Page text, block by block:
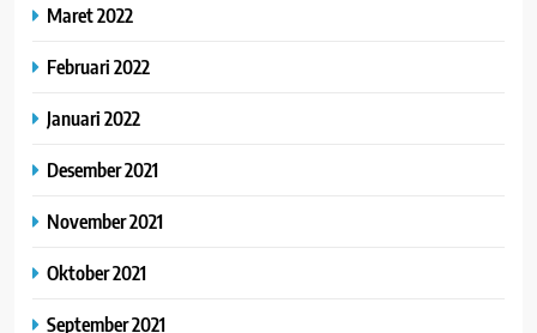
Maret 2022
Februari 2022
Januari 2022
Desember 2021
November 2021
Oktober 2021
September 2021